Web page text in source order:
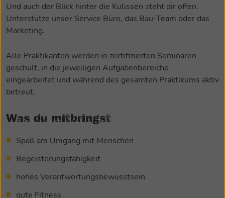
Und auch der Blick hinter die Kulissen steht dir offen.
Unterstütze unser Service Büro, das Bau-Team oder das
Marketing.
Alle Praktikanten werden in zertifizierten Seminaren
geschult, in die jeweiligen Aufgabenbereiche
eingearbeitet und während des gesamten Praktikums aktiv
betreut.
Was du mitbringst
Spaß am Umgang mit Menschen
Begeisterungsfähigkeit
hohes Verantwortungsbewusstsein
gute Fitness